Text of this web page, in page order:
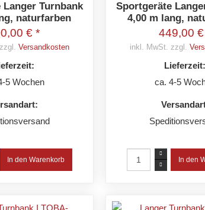
Turnbank
naturfarben
€ *
Versandkosten
5 Wochen
Sportgeräte
4,00 m lang,
449,00
inkl. MwSt. zzgl.
Lieferzeit:
ca. 4-5